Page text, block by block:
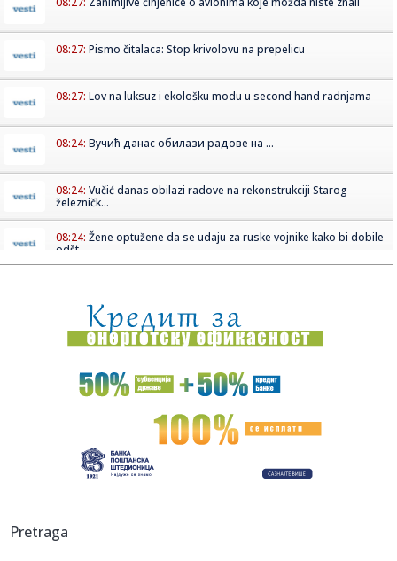
08:27: Pismo čitalaca: Stop krivolovu na prepelicu
08:27: Lov na luksuz i ekološku modu u second hand radnjama
08:24: Вучић данас обилази радове на ...
08:24: Vučić danas obilazi radove na rekonstrukciji Starog
železničk...
08:24: Žene optužene da se udaju za ruske vojnike kako bi dobile
odšt...
08:18:Republika Srpska bilježi pad inflacije, šta nas očekuje u
dalj...
08:18:Fidan: Sporazum Turske, Pakistana i S. Arabije isti kao
NATO spor...
Sombor: Deo Sombora 11. avgusta bez struje
08:18:Od De Pola za Mesija – dirljiv trenutak u Majamiju VIDEO
zahvat...
Pretraga